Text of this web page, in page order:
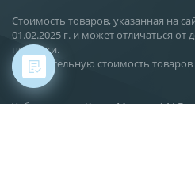
Стоимость товаров, указанная на
01.02.2025 г. и может отличаться от
поставки.
Действительную стоимость
Хабаровск, ул. Карла Маркса, 144 В